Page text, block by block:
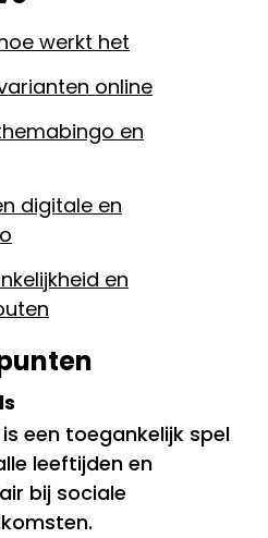
werkt het
online
en
digitale en
en
een toegankelijk spel
leeftijden en
bij sociale